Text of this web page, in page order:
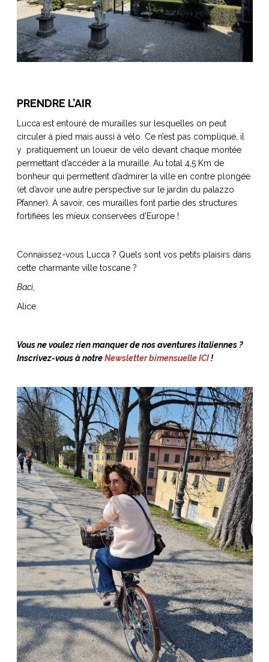
PRENDRE L’AIR
Lucca est entouré de murailles sur lesquelles on peut
circuler à pied mais aussi à vélo. Ce n’est pas compliqué, il
y pratiquement un loueur de vélo devant chaque montée
permettant d’accéder à la muraille. Au total 4,5 Km de
bonheur qui permettent d’admirer la ville en contre plongée
(et d’avoir une autre perspective sur le jardin du palazzo
Pfanner). À savoir, ces murailles font partie des structures
fortifiées les mieux conservées d’Europe !
Connaissez-vous Lucca ? Quels sont vos petits plaisirs dans
cette charmante ville toscane ?
Baci,
Alice
Vous ne voulez rien manquer de nos aventures italiennes ?
Inscrivez-vous à notreNewsletter bimensuelle ICI!